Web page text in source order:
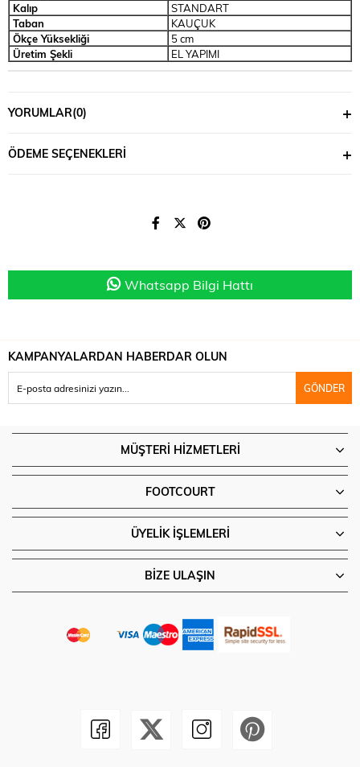
Kalıp
STANDART
Taban
KAUÇUK
Ökçe Yüksekliği
5 cm
Üretim Şekli
EL YAPIMI
YORUMLAR(0)
ÖDEME SEÇENEKLERI
Whatsapp Bilgi Hattı
KAMPANYALARDAN HABERDAR OLUN
GÖNDER
MÜŞTERI HIZMETLERI
FOOTCOURT
ÜYELIK İŞLEMLERI
BIZE ULAŞIN